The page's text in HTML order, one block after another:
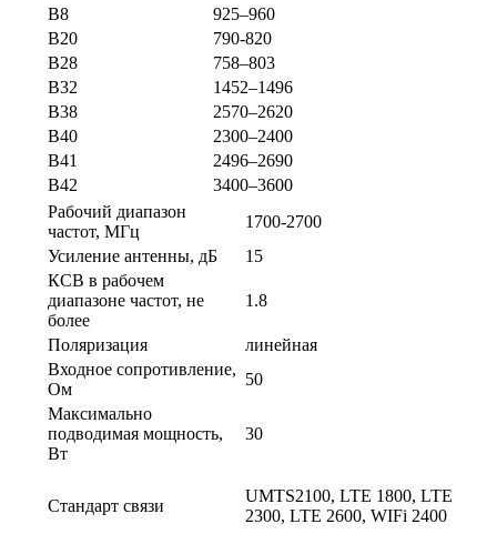
B8
925–960
B20
790-820
B28
758–803
B32
1452–1496
B38
2570–2620
B40
2300–2400
B41
2496–2690
B42
3400–3600
Рабочий диапазон
частот, МГц
1700-2700
Усиление антенны, дБ
15
КСВ в рабочем
диапазоне частот, не
более
1.8
Поляризация
линейная
Входное сопротивление,
Ом
50
Максимально
подводимая мощность,
Вт
30
Стандарт связи
UMTS2100, LTE 1800, LTE
2300, LTE 2600, WIFi 2400